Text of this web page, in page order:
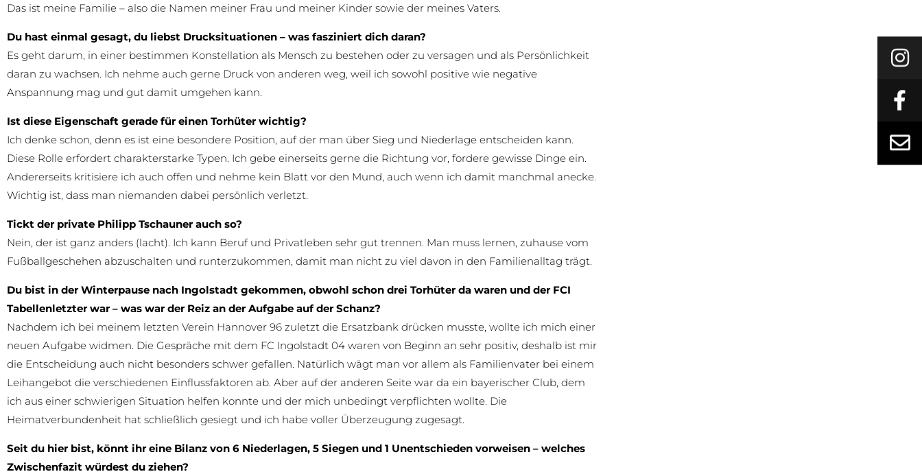
Das ist meine Familie – also die Namen meiner Frau und meiner Kinder sowie der meines Vaters.
Du hast einmal gesagt, du liebst Drucksituationen – was fasziniert dich daran?
Es geht darum, in einer bestimmen Konstellation als Mensch zu bestehen oder zu versagen und als Persönlichkeit
daran zu wachsen. Ich nehme auch gerne Druck von anderen weg, weil ich sowohl positive wie negative
Anspannung mag und gut damit umgehen kann.
Ist diese Eigenschaft gerade für einen Torhüter wichtig?
Ich denke schon, denn es ist eine besondere Position, auf der man über Sieg und Niederlage entscheiden kann.
Diese Rolle erfordert charakterstarke Typen. Ich gebe einerseits gerne die Richtung vor, fordere gewisse Dinge ein.
Andererseits kritisiere ich auch offen und nehme kein Blatt vor den Mund, auch wenn ich damit manchmal anecke.
Wichtig ist, dass man niemanden dabei persönlich verletzt.
Tickt der private Philipp Tschauner auch so?
Nein, der ist ganz anders (lacht). Ich kann Beruf und Privatleben sehr gut trennen. Man muss lernen, zuhause vom
Fußballgeschehen abzuschalten und runterzukommen, damit man nicht zu viel davon in den Familienalltag trägt.
Du bist in der Winterpause nach Ingolstadt gekommen, obwohl schon drei Torhüter da waren und der FCI
Tabellenletzter war – was war der Reiz an der Aufgabe auf der Schanz?
Nachdem ich bei meinem letzten Verein Hannover 96 zuletzt die Ersatzbank drücken musste, wollte ich mich einer
neuen Aufgabe widmen. Die Gespräche mit dem FC Ingolstadt 04 waren von Beginn an sehr positiv, deshalb ist mir
die Entscheidung auch nicht besonders schwer gefallen. Natürlich wägt man vor allem als Familienvater bei einem
Leihangebot die verschiedenen Einflussfaktoren ab. Aber auf der anderen Seite war da ein bayerischer Club, dem
ich aus einer schwierigen Situation helfen konnte und der mich unbedingt verpflichten wollte. Die
Heimatverbundenheit hat schließlich gesiegt und ich habe voller Überzeugung zugesagt.
Seit du hier bist, könnt ihr eine Bilanz von 6 Niederlagen, 5 Siegen und 1 Unentschieden vorweisen – welches
Zwischenfazit würdest du ziehen?